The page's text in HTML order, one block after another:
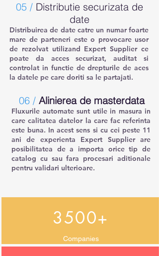
05 / Distributie securizata de
date
Distribuirea de date catre un numar foarte
mare de parteneri este o provocare usor
de rezolvat utilizand Expert Supplier ce
poate da acces securizat, auditat si
controlat in functie de drepturile de aces
la datele pe care doriti sa le partajati.
06 / Alinierea de masterdata
Fluxurile automate sunt utile in masura in
care calitatea datelor la care fac referinta
este buna. In acest sens si cu cei peste 11
ani de experienta Expert Supplier are
posibilitatea de a importa orice tip de
catalog cu sau fara procesari aditionale
pentru validari ulterioare.
3500+
Companies